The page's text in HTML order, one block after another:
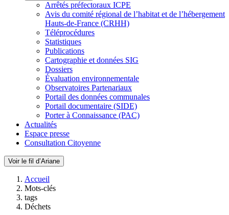
Arrêtés préfectoraux ICPE
Avis du comité régional de l’habitat et de l’hébergement
Hauts-de-France (CRHH)
Téléprocédures
Statistiques
Publications
Cartographie et données SIG
Dossiers
Évaluation environnementale
Observatoires Partenariaux
Portail des données communales
Portail documentaire (SIDE)
Porter à Connaissance (PAC)
Actualités
Espace presse
Consultation Citoyenne
Voir le fil d’Ariane
Accueil
Mots-clés
tags
Déchets